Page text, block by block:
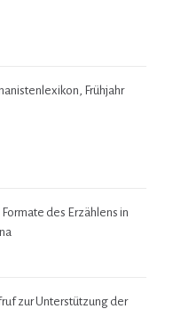
Frühjahr
des Erzählens in
zur Unterstützung der